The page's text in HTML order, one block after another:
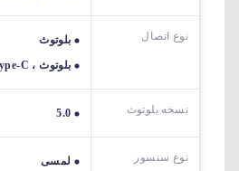
نوع اتصال
بلوتوث
بلوتوث ، USB Type-C
نسخه بلوتوث 5.0
نوع سنسور لمسی